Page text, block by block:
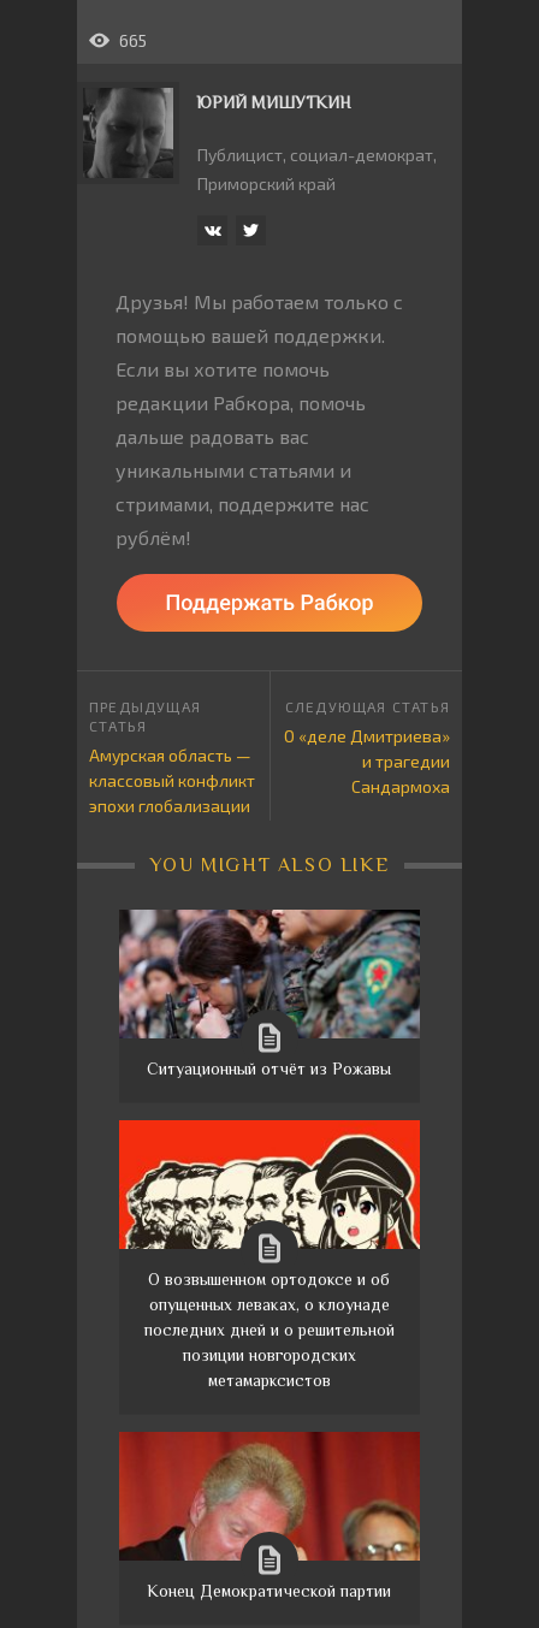
665
ЮРИЙ МИШУТКИН
Публицист, социал-демократ,
Приморский край
Друзья! Мы работаем только с
помощью вашей поддержки.
Если вы хотите помочь
редакции Рабкора, помочь
дальше радовать вас
уникальными статьями и
стримами, поддержите нас
рублём!
Амурская область —
классовый конфликт
эпохи глобализации
О «деле Дмитриева»
и трагедии
Сандармоха
YOU MIGHT ALSO LIKE
Ситуационный отчёт из Рожавы
О возвышенном ортодоксе и об
опущенных леваках, о клоунаде
последних дней и о решительной
позиции новгородских
метамарксистов
Конец Демократической партии